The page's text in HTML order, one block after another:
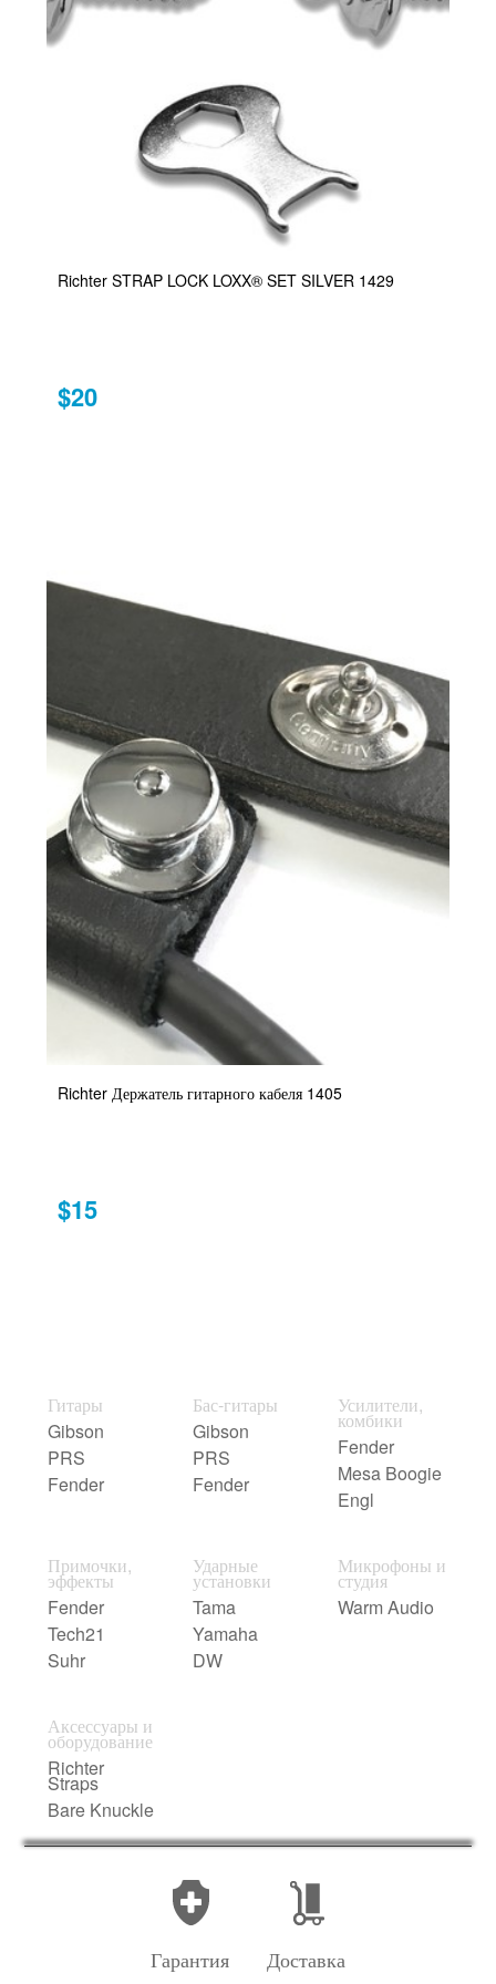
Richter STRAP LOCK LOXX® SET SILVER 1429
$20
Richter Держатель гитарного кабеля 1405
$15
Гитары
Gibson
PRS
Fender
Бас-гитары
Gibson
PRS
Fender
Усилители,
комбики
Fender
Mesa Boogie
Engl
Примочки,
эффекты
Fender
Tech21
Suhr
Ударные
установки
Tama
Yamaha
DW
Микрофоны и
студия
Warm Audio
Аксессуары и
оборудование
Richter
Straps
Bare Knuckle
Гарантия Доставка